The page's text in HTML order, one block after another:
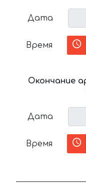
Дата
Время
Окончание
Дата
Время